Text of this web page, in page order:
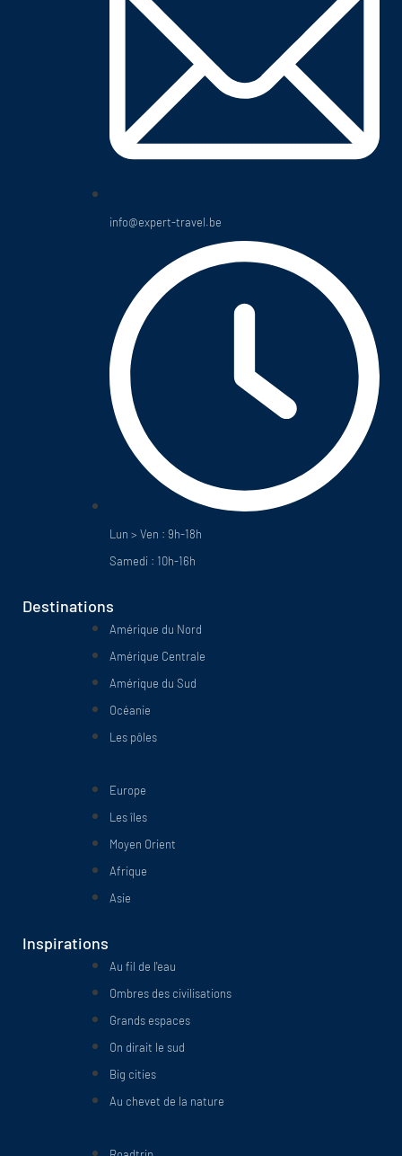
info@expert-travel.be
Lun > Ven : 9h-18h
Samedi : 10h-16h
Destinations
Amérique du Nord
Amérique Centrale
Amérique du Sud
Océanie
Les pôles
Europe
Les îles
Moyen Orient
Afrique
Asie
Inspirations
Au fil de l'eau
Ombres des civilisations
Grands espaces
On dirait le sud
Big cities
Au chevet de la nature